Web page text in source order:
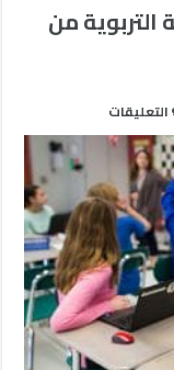
التربوية من
التعليقات
أبعاد
الخطأ
و
الغلط
في
العملية
التربوية
من
الفهم
إلى